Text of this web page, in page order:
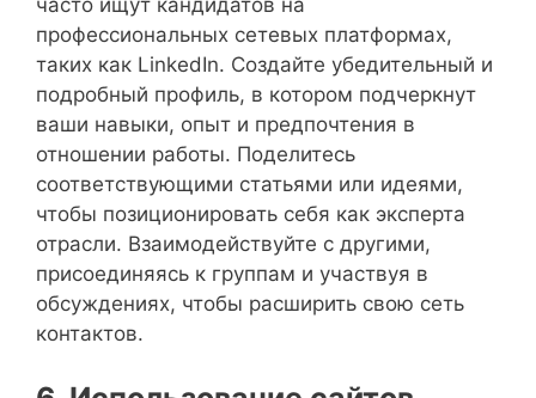
часто ищут кандидатов на
профессиональных сетевых платформах,
таких как LinkedIn. Создайте убедительный и
подробный профиль, в котором подчеркнут
ваши навыки, опыт и предпочтения в
отношении работы. Поделитесь
соответствующими статьями или идеями,
чтобы позиционировать себя как эксперта
отрасли. Взаимодействуйте с другими,
присоединяясь к группам и участвуя в
обсуждениях, чтобы расширить свою сеть
контактов.